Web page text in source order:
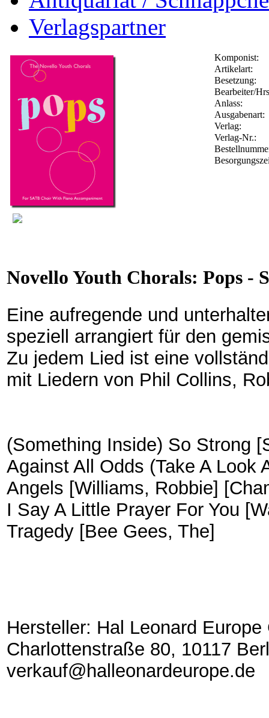
Verlagspartner
Komponist:
Artikelart:
Besetzung:
Bearbeiter/
Anlass:
Ausgabenart:
Verlag:
Verlag-Nr.:
Novello Youth Chorals: Pops -
Eine aufregende und
speziell arrangiert für den
Zu jedem Lied ist eine
mit Liedern von Phil Collins,
(Something Inside) So Strong
Against All Odds (Take A Look
Angels [Williams, Robbie]
I Say A Little Prayer For You
Tragedy [Bee Gees, The]
Hersteller: Hal Leonard
Charlottenstraße 80, 10117
verkauf@halleonardeurope.de